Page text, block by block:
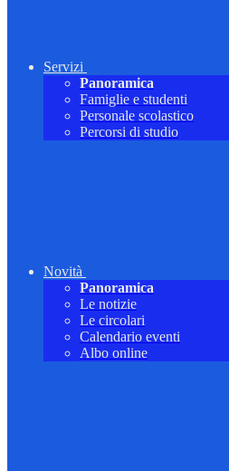
Servizi
Panoramica
Famiglie e studenti
Personale scolastico
Percorsi di studio
Novità
Panoramica
Le notizie
Le circolari
Calendario eventi
Albo online